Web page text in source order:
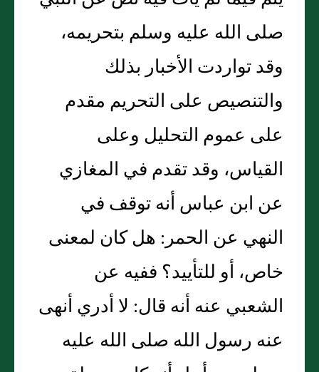
صلى الله عليه وسلم بتحريمه،
وقد تواردت الأخبار بذلك
والتنصيص على التحريم مقدم
على عموم التحليل وعلى
القياس، وقد تقدم في المغازي
عن ابن عباس أنه توقف في
النهي عن الحمر: هل كان لمعنى
خاص، أو للتأييد؟ ففيه عن
الشعبي عنه أنه قال: لا أدري أنهى
عنه رسول الله صلى الله عليه